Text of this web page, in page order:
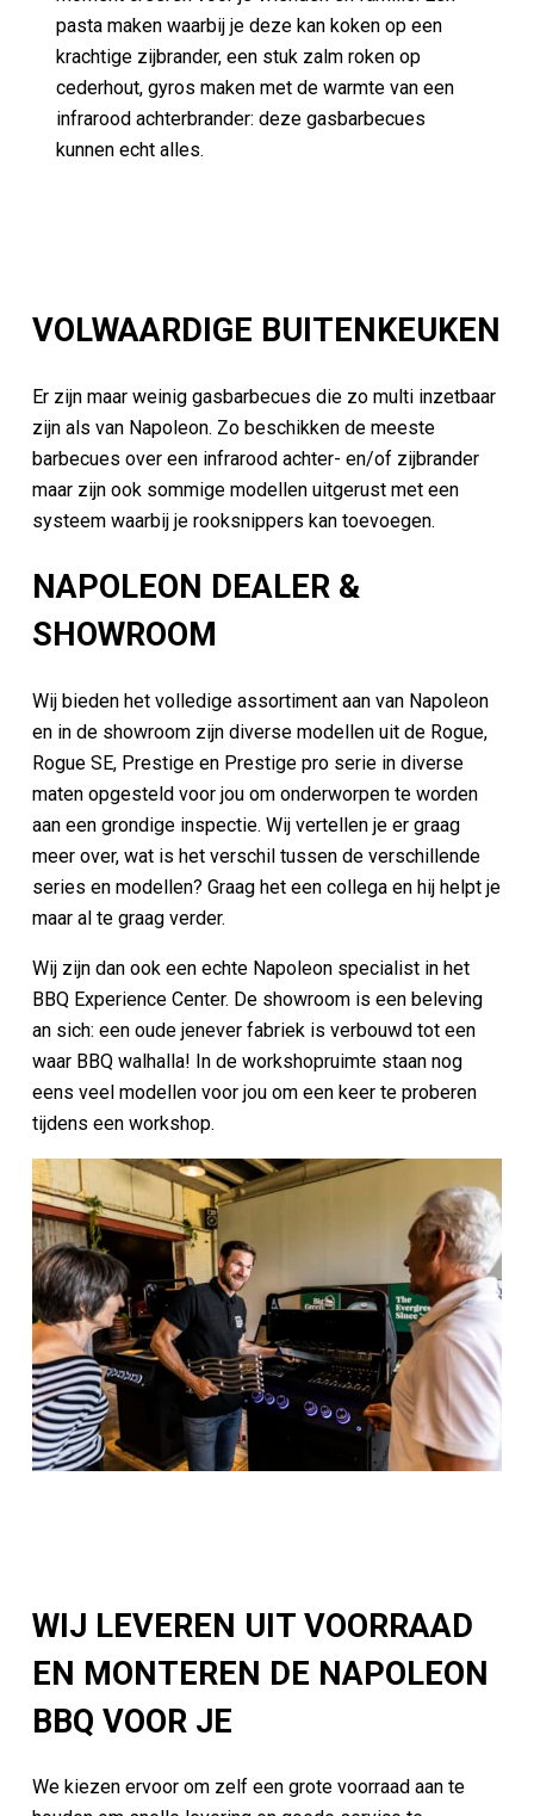
pasta maken waarbij je deze kan koken op een
krachtige zijbrander, een stuk zalm roken op
cederhout, gyros maken met de warmte van een
infrarood achterbrander: deze gasbarbecues
kunnen echt alles.
VOLWAARDIGE BUITENKEUKEN
Er zijn maar weinig gasbarbecues die zo multi inzetbaar
zijn als van Napoleon. Zo beschikken de meeste
barbecues over een infrarood achter- en/of zijbrander
maar zijn ook sommige modellen uitgerust met een
systeem waarbij je rooksnippers kan toevoegen.
NAPOLEON DEALER &
SHOWROOM
Wij bieden het volledige assortiment aan van Napoleon
en in de showroom zijn diverse modellen uit de Rogue,
Rogue SE, Prestige en Prestige pro serie in diverse
maten opgesteld voor jou om onderworpen te worden
aan een grondige inspectie. Wij vertellen je er graag
meer over, wat is het verschil tussen de verschillende
series en modellen? Graag het een collega en hij helpt je
maar al te graag verder.
Wij zijn dan ook een echte Napoleon specialist in het
BBQ Experience Center. De showroom is een beleving
an sich: een oude jenever fabriek is verbouwd tot een
waar BBQ walhalla! In de workshopruimte staan nog
eens veel modellen voor jou om een keer te proberen
tijdens een workshop.
WIJ LEVEREN UIT VOORRAAD
EN MONTEREN DE NAPOLEON
BBQ VOOR JE
We kiezen ervoor om zelf een grote voorraad aan te